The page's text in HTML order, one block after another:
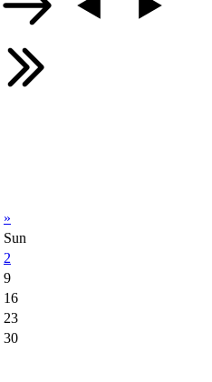
»
Sun
2
9
16
23
30